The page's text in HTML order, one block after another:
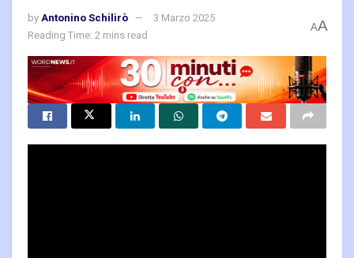
byAntonino Schilirò
3 Marzo 2025
Reading Time: 2 mins read
AA